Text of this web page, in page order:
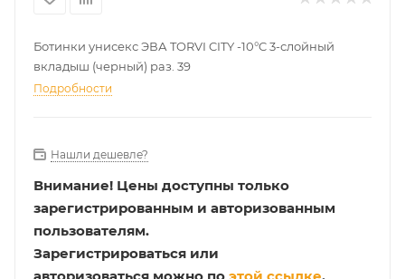
Ботинки унисекс ЭВА TORVI CITY -10°C 3-слойный
вкладыш (черный) раз. 39
Подробности
Нашли дешевле?
Внимание! Цены доступны только
зарегистрированным и авторизованным
пользователям.
Зарегистрироваться или